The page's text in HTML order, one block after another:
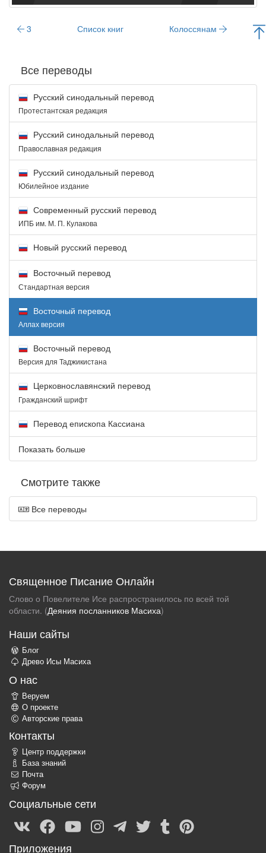
3 Список книг Колоссянам
Все переводы
Русский синодальный перевод
Протестантская редакция
Русский синодальный перевод
Православная редакция
Русский синодальный перевод
Юбилейное издание
Современный русский перевод
ИПБ им. М. П. Кулакова
Новый русский перевод
Восточный перевод
Стандартная версия
Восточный перевод
Аллах версия
Восточный перевод
Версия для Таджикистана
Церковнославянский перевод
Гражданский шрифт
Перевод епископа Кассиана
Показать больше
Смотрите также
Все переводы
Священное Писание Онлайн
Слово о Повелителе Исе распространилось по всей той
области. (Деяния посланников Масиха)
Наши сайты
Блог
Древо Исы Масиха
О нас
Веруем
О проекте
Авторские права
Контакты
Центр поддержки
База знаний
Почта
Форум
Социальные сети
Приложения